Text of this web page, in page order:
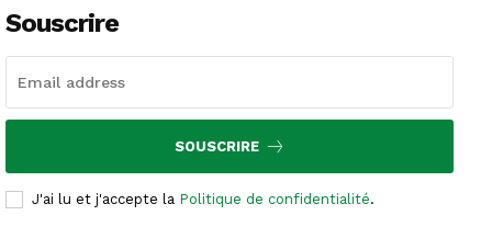
Souscrire
SOUSCRIRE
J'ai lu et j'accepte la Politique de confidentialité.